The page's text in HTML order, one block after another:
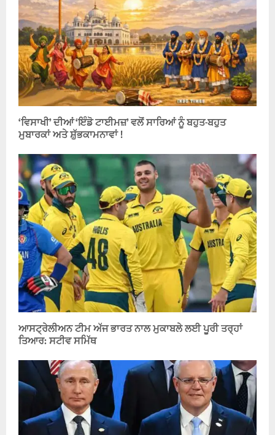
‘ਵਿਸਾਖੀ’ ਦੀਆਂ ‘ਇੰਡੋ ਟਾਈਮਜ਼’ ਵਲੋਂ ਸਾਰਿਆਂ ਨੂੰ ਬਹੁਤ-ਬਹੁਤ
ਮੁਬਾਰਕਾਂ ਅਤੇ ਸ਼ੁੱਭਕਾਮਨਾਵਾਂ !
ਆਸਟ੍ਰੇਲੀਅਨ ਟੀਮ ਅੱਜ ਭਾਰਤ ਨਾਲ ਮੁਕਾਬਲੇ ਲਈ ਪੂਰੀ ਤਰ੍ਹਾਂ
ਤਿਆਰ: ਸਟੀਵ ਸਮਿੱਥ